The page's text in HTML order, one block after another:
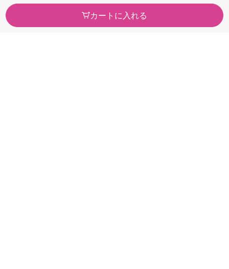
カートに入れる